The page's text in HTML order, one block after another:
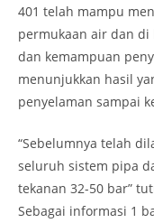
401 telah mampu
permukaan air dan
dan kemampuan
menunjukkan hasil
penyelaman sampai
“Sebelumnya telah
seluruh sistem pipa
tekanan 32-50 bar”
Sebagai informasi 1